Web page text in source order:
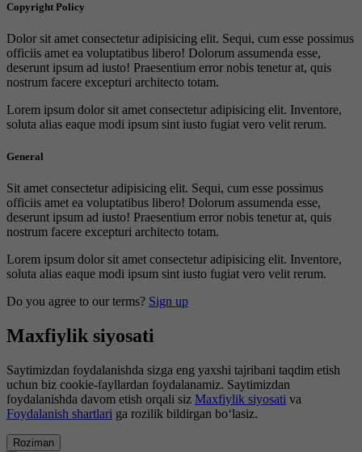
Copyright Policy
Dolor sit amet consectetur adipisicing elit. Sequi, cum esse possimus
officiis amet ea voluptatibus libero! Dolorum assumenda esse,
deserunt ipsum ad iusto! Praesentium error nobis tenetur at, quis
nostrum facere excepturi architecto totam.
Lorem ipsum dolor sit amet consectetur adipisicing elit. Inventore,
soluta alias eaque modi ipsum sint iusto fugiat vero velit rerum.
General
Sit amet consectetur adipisicing elit. Sequi, cum esse possimus
officiis amet ea voluptatibus libero! Dolorum assumenda esse,
deserunt ipsum ad iusto! Praesentium error nobis tenetur at, quis
nostrum facere excepturi architecto totam.
Lorem ipsum dolor sit amet consectetur adipisicing elit. Inventore,
soluta alias eaque modi ipsum sint iusto fugiat vero velit rerum.
Do you agree to our terms? Sign up
Maxfiylik siyosati
Saytimizdan foydalanishda sizga eng yaxshi tajribani taqdim etish
uchun biz cookie-fayllardan foydalanamiz. Saytimizdan
foydalanishda davom etish orqali siz Maxfiylik siyosati va
Foydalanish shartlari ga rozilik bildirgan bo‘lasiz.
Roziman